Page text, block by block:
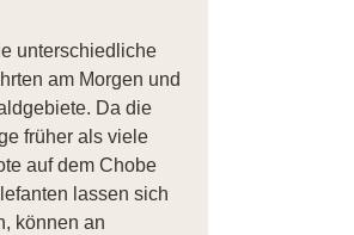
unterschiedliche
am Morgen und
Da die
früher als viele
auf dem Chobe
lassen sich
können an